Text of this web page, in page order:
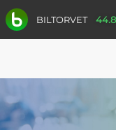
BILTORVET